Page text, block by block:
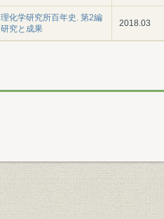
理化学研究所百年史. 第2編
研究と成果
2018.03